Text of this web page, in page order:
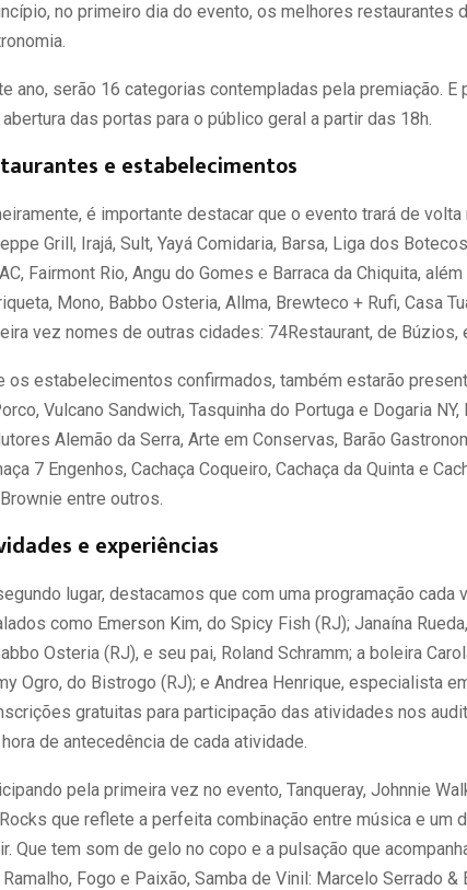
no primeiro dia do evento, os melhores restaurantes
ano, serão 16 categorias contempladas pela premiação.
das portas para o público geral a partir das 18h.
e estabelecimentos
é importante destacar que o evento trará de
Grill, Irajá, Sult, Yayá Comidaria, Barsa, Liga dos
Fairmont Rio, Angu do Gomes e Barraca da Chiquita,
Mono, Babbo Osteria, Allma, Brewteco + Rufi, Casa
vez nomes de outras cidades: 74Restaurant, de Búzios,
os estabelecimentos confirmados, também estarão
Vulcano Sandwich, Tasquinha do Portuga e Dogaria
Alemão da Serra, Arte em Conservas, Barão
7 Engenhos, Cachaça Coqueiro, Cachaça da Quinta e
entre outros.
e experiências
lugar, destacamos que com uma programação
como Emerson Kim, do Spicy Fish (RJ); Janaína
Osteria (RJ), e seu pai, Roland Schramm; a boleira
Ogro, do Bistrogo (RJ); e Andrea Henrique, especialista
gratuitas para participação das atividades nos
de antecedência de cada atividade.
pela primeira vez no evento, Tanqueray, Johnnie
que reflete a perfeita combinação entre música e um
Que tem som de gelo no copo e a pulsação que
Ramalho, Fogo e Paixão, Samba de Vinil: Marcelo Serrado